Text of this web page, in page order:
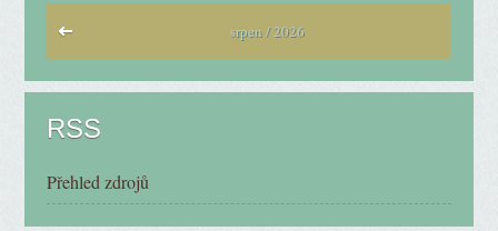
srpen / 2026
RSS
Přehled zdrojů